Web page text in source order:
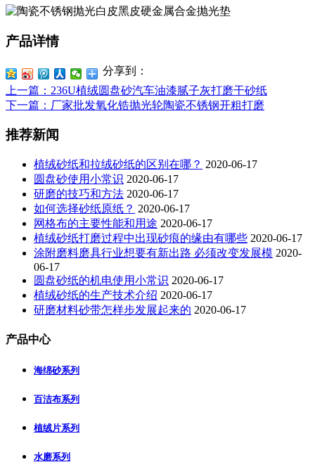
产品详情
分享到：
上一篇 ：236U植绒圆盘砂汽车油漆腻子灰打磨干砂纸
下一篇 ：厂家批发氧化锆抛光轮陶瓷不锈钢开粗打磨
推荐新闻
植绒砂纸和拉绒砂纸的区别在哪？ 2020-06-17
圆盘砂使用小常识 2020-06-17
研磨的技巧和方法 2020-06-17
如何选择砂纸原纸？ 2020-06-17
网格布的主要性能和用途 2020-06-17
植绒砂纸打磨过程中出现砂痕的缘由有哪些 2020-06-17
涂附磨料磨具行业想要有新出路 必须改变发展模 2020-
06-17
圆盘砂纸的机电使用小常识 2020-06-17
植绒砂纸的生产技术介绍 2020-06-17
研磨材料砂带怎样步发展起来的 2020-06-17
产品中心
海绵砂系列
百洁布系列
植绒片系列
水磨系列